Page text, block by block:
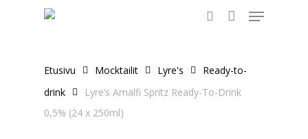
Menu
Etusivu Mocktailit Lyre's
Ready-to-
drink
Lyre’s Amalfi Spritz Ready-To-Drink
0,5% (24 x 250ml)